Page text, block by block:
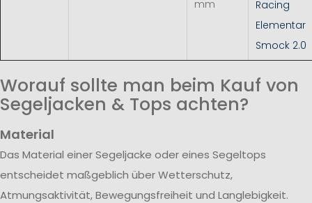
mm
Racing
Elementar
Smock 2.0
Worauf sollte man beim Kauf von
Segeljacken & Tops achten?
Material
Das Material einer Segeljacke oder eines Segeltops
entscheidet maßgeblich über Wetterschutz,
Atmungsaktivität, Bewegungsfreiheit und Langlebigkeit.